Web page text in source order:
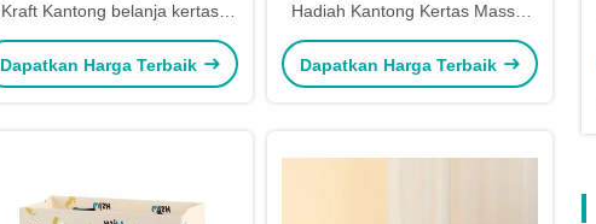
Kraft Kantong belanja kertas
cokelat berkilau
Dapatkan Harga Terbaik
Hadiah Kantong Kertas Massal
Mengkilap Dengan Pegangan
Dapatkan Harga Terbaik